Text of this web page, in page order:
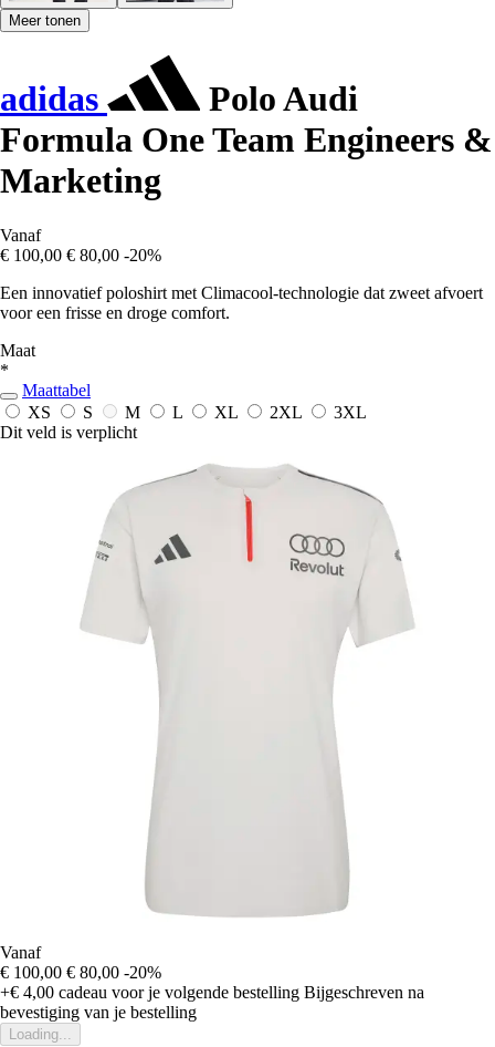
Meer tonen
adidas
Polo Audi
Formula One Team Engineers &
Marketing
Vanaf
€ 100,00 € 80,00 -20%
Een innovatief poloshirt met Climacool-technologie dat zweet afvoert
voor een frisse en droge comfort.
Maat
*
Maattabel
XS
S M L XL 2XL
3XL
Dit veld is verplicht
Vanaf
€ 100,00 € 80,00 -20%
+€ 4,00 cadeau voor je volgende bestelling Bijgeschreven na
bevestiging van je bestelling
Loading...